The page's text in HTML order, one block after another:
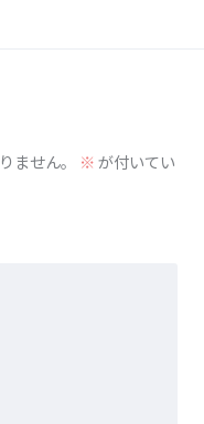
ません。 ※が付いてい